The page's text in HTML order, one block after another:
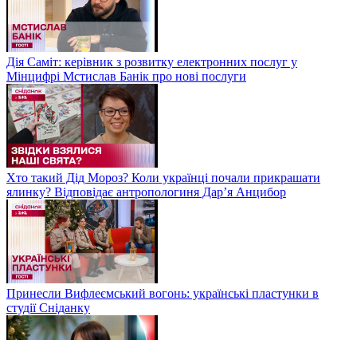
Дія Саміт: керівник з розвитку електронних послуг у
Мінцифрі Мстислав Банік про нові послуги
Хто такий Дід Мороз? Коли українці почали прикрашати
ялинку? Відповідає антропологиня Дарʼя Анцибор
Принесли Вифлеємський вогонь: українські пластунки в
студії Сніданку